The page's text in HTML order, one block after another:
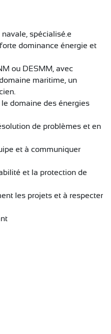
spécialisé.e
dominance énergie et
ou DESMM, avec
maritime, un
domaine des énergies
de problèmes et en
et à communiquer
et la protection de
les projets et à respecter